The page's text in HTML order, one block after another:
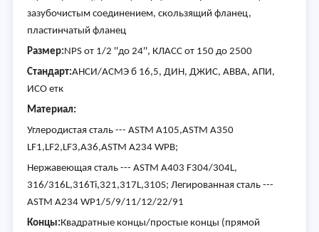
зазубочистым соединением, скользящий фланец,
пластинчатый фланец
Размер:NPS от 1/2 ''до 24'', КЛАСС от 150 до 2500
Стандарт:АНСИ/АСМЭ б 16,5, ДИН, ДЖИС, АВВА, АПИ,
ИСО етк
Материал:
Углеродистая сталь --- ASTM A105,ASTM A350
LF1,LF2,LF3,A36,ASTM A234 WPB;
Нержавеющая сталь --- ASTM A403 F304/304L,
316/316L,316Ti,321,317L,310S; Легированная сталь ---
ASTM A234 WP1/5/9/11/12/22/91
Концы:Квадратные концы/простые концы (прямой